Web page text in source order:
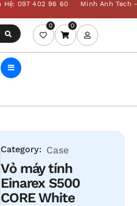
0 0
Category: Case
Vỏ máy tính
Einarex S500
CORE White